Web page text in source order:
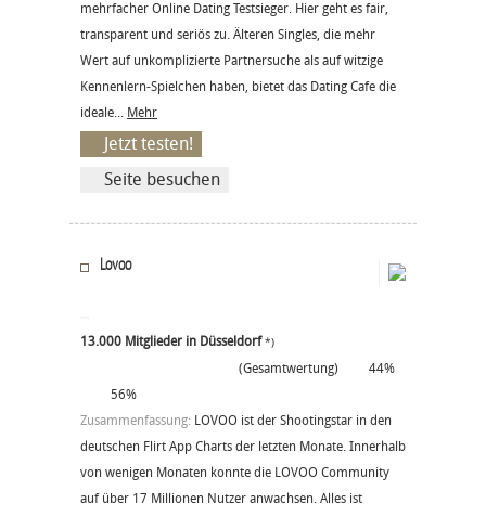
mehrfacher Online Dating Testsieger. Hier geht es fair,
transparent und seriös zu. Älteren Singles, die mehr
Wert auf unkomplizierte Partnersuche als auf witzige
Kennenlern-Spielchen haben, bietet das Dating Cafe die
ideale... Mehr
Jetzt testen!
Seite besuchen
Lovoo
13.000 Mitglieder in Düsseldorf*)
(Gesamtwertung)
44%
56%
Zusammenfassung: LOVOO ist der Shootingstar in den
deutschen Flirt App Charts der letzten Monate. Innerhalb
von wenigen Monaten konnte die LOVOO Community
auf über 17 Millionen Nutzer anwachsen. Alles ist